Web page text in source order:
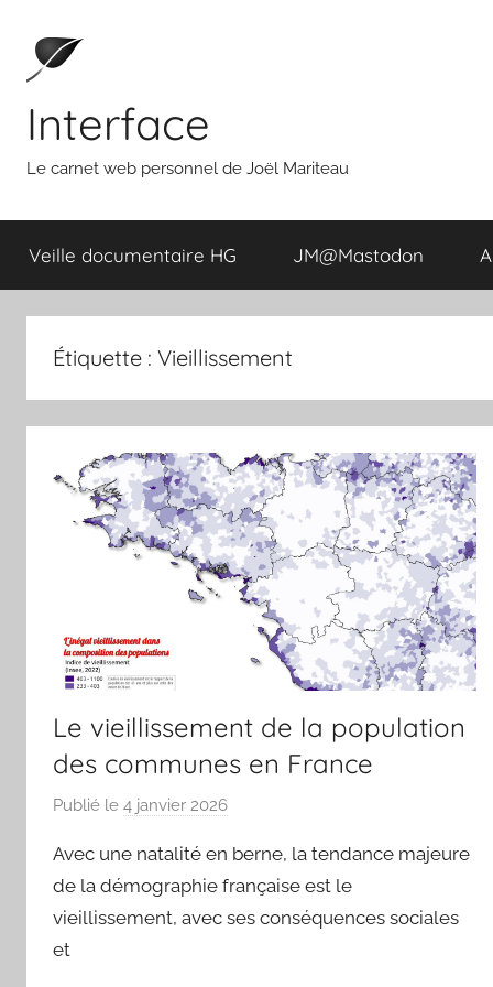
contenu
Interface
Le carnet web personnel de Joël Mariteau
Veille documentaire HG JM@Mastodon
Étiquette : Vieillissement
Le vieillissement de la population
des communes en France
Publié le 4 janvier 2026
j
m
Avec une natalité en berne, la tendance majeure
de la démographie française est le
vieillissement, avec ses conséquences sociales
et